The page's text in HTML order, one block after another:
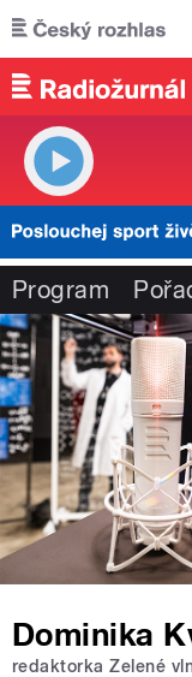
Přejít k hlavnímu
Program
Dominika
redaktorka Zelené